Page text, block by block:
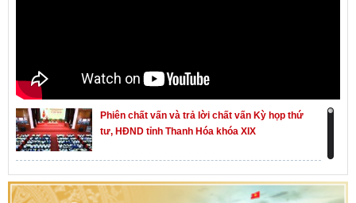
Phiên chất vấn và trả lời chất vấn Kỳ họp thứ
tư, HĐND tỉnh Thanh Hóa khóa XIX
Khai mạc kỳ họp thứ Nhất, Quốc hội khóa XVI